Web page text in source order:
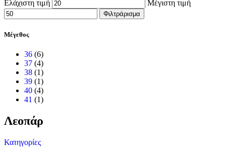
Ελάχιστη τιμή Μέγιστη τιμή
Φιλτράρισμα
Μέγεθος
36 (6)
37 (4)
38 (1)
39 (1)
40 (4)
41 (1)
Λεοπάρ
Κατηγορίες